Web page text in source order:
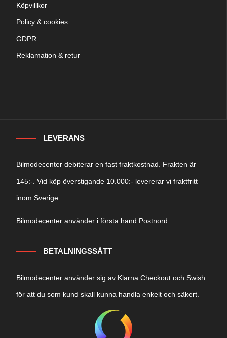
Köpvillkor
Policy & cookies
GDPR
Reklamation & retur
LEVERANS
Bilmodecenter debiterar en fast fraktkostnad. Frakten är
145:-. Vid köp överstigande 10.000:- levererar vi fraktfritt
inom Sverige.
Bilmodecenter använder i första hand Postnord.
BETALNINGSSÄTT
Bilmodecenter använder sig av Klarna Checkout och Swish
för att du som kund skall kunna handla enkelt och säkert.